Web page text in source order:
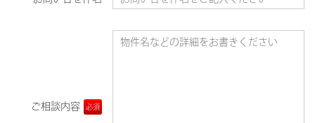
必須
ご相談内容